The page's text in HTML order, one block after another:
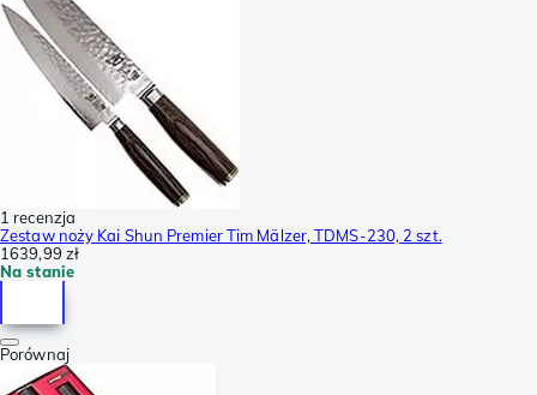
1 recenzja
Zestaw noży Kai Shun Premier Tim Mälzer, TDMS-230, 2 szt.
1639,99 zł
Na stanie
Porównaj